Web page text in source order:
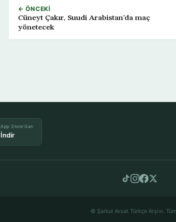
← ÖNCEKI
Cüneyt Çakır, Suudi Arabistan’da maç
yönetecek
App Store'dan
İndir
© Şarkul Avsat Türkçe Arşivi.